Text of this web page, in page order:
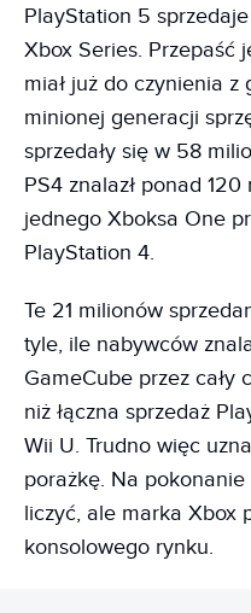
PlayStation 5
Xbox Series. Przepaść
miał już do czynienia
minionej generacji
sprzedały się w 58
PS4 znalazł ponad
jednego Xboksa One
PlayStation 4.
Te 21 milionów
tyle, ile nabywców
GameCube przez cały
niż łączna sprzedaż
Wii U. Trudno więc
porażkę. Na
liczyć, ale marka Xbox
konsolowego rynku.